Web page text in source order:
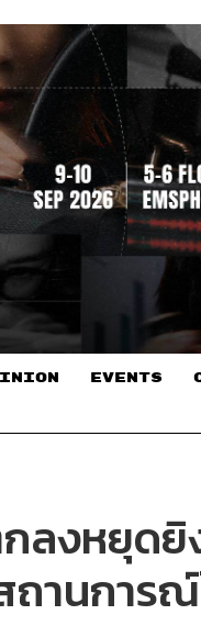
EVENTS
ลงหยุดยิ
านการ